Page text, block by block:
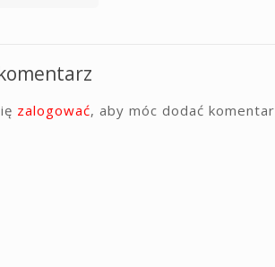
zalogować, aby móc dodać